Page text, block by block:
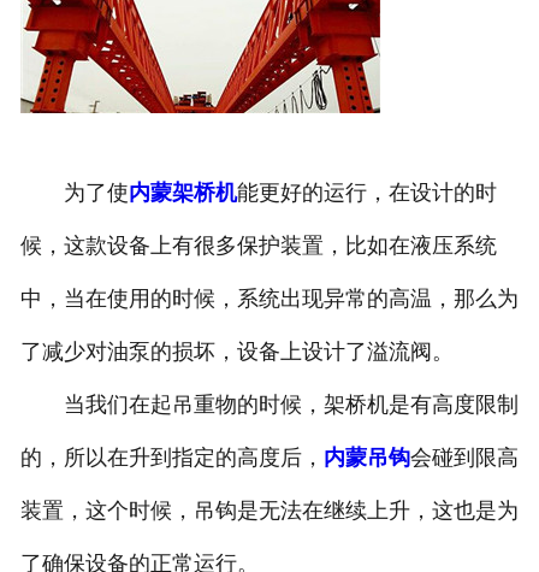
为了使内蒙架桥机能更好的运行，在设计的时
候，这款设备上有很多保护装置，比如在液压系统
中，当在使用的时候，系统出现异常的高温，那么为
了减少对油泵的损坏，设备上设计了溢流阀。
当我们在起吊重物的时候，架桥机是有高度限制
的，所以在升到指定的高度后， 内蒙吊钩会碰到限高
装置，这个时候，吊钩是无法在继续上升，这也是为
了确保设备的正常运行。